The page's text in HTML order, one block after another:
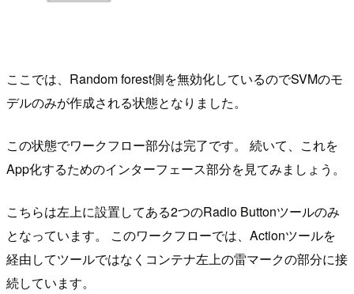
ここでは、Random forest側を無効化しているのでSVMのモ
デルのみが作成される状態となりました。
この状態でワークフロー部分は完了です。 続いて、これを
App化するためのインターフェース部分を見てみましょう。
こちらは左上に設置してある2つのRadio Buttonツールのみ
となっています。 このワークフローでは、Actionツールを
経由してツールではなくコンテナ左上の雷マークの部分に接
続しています。